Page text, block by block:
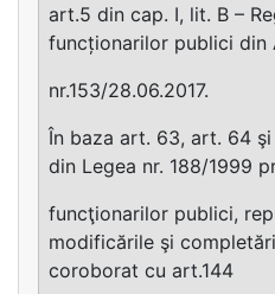
art.5 din cap. I, lit. B –
funcționarilor publici din
nr.153/28.06.2017.
În baza art. 63, art. 64
din Legea nr. 188/1999
funcţionarilor publici,
modificările şi
coroborat cu art.144